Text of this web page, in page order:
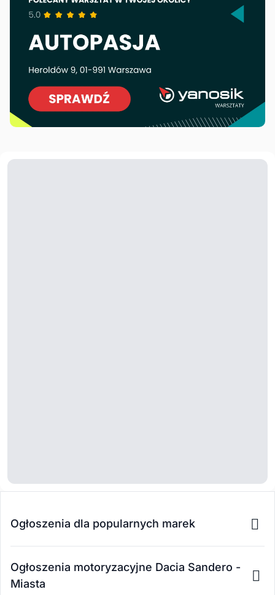
Ogłoszenia dla popularnych marek
Ogłoszenia motoryzacyjne Dacia Sandero -
Miasta